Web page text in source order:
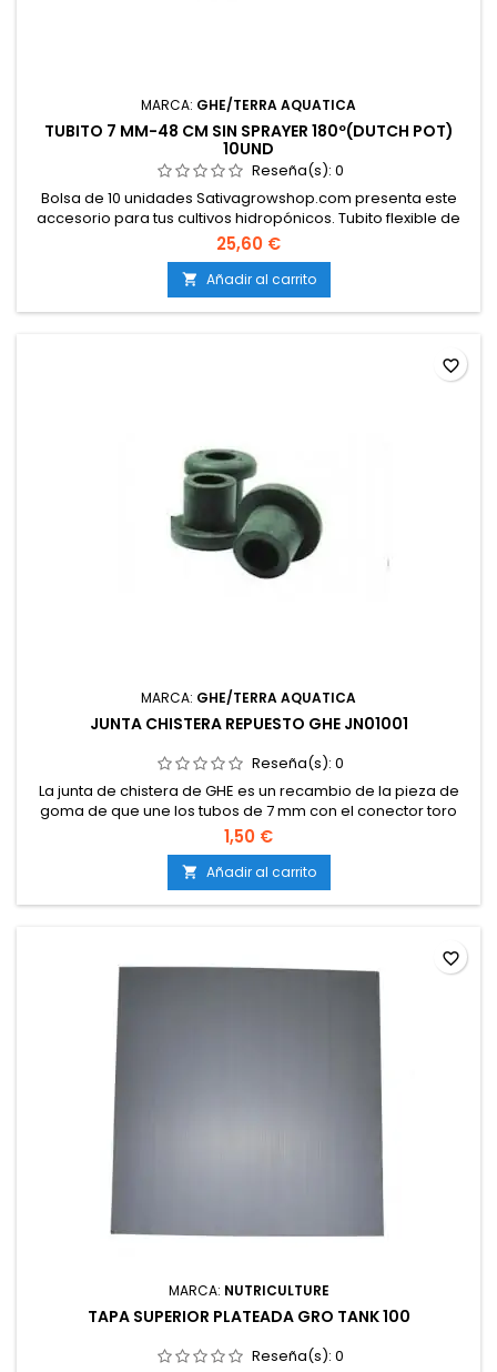
MARCA: GHE/TERRA AQUATICA
TUBITO 7 MM-48 CM SIN SPRAYER 180º(DUTCH POT)
10UND
Reseña(s): 0
Bolsa de 10 unidades Sativagrowshop.com presenta este
accesorio para tus cultivos hidropónicos. Tubito flexible de
48 cm de largo, sin aspersor. Pieza recambio para sistema
Dutch Pot de GHE.
25,60 €
 Añadir al carrito
MARCA: GHE/TERRA AQUATICA
JUNTA CHISTERA REPUESTO GHE JN01001
Reseña(s): 0
La junta de chistera de GHE es un recambio de la pieza de
goma de que une los tubos de 7 mm con el conector toro
macho en los tubos de riego de los sistemas de General
hydroponics.Utilizado en sistemas hidropónicos de GHE
como los Dutch Pot.
1,50 €
 Añadir al carrito
favorite_border
MARCA: NUTRICULTURE
TAPA SUPERIOR PLATEADA GRO TANK 100
Reseña(s): 0
favorite_border